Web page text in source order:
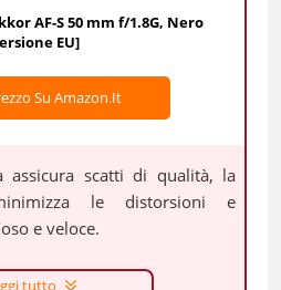
AF-S 50 mm f/1.8G, Nero
EU]
Su Amazon.it
assicura scatti di qualità, la
le distorsioni e
e veloce.
tutto